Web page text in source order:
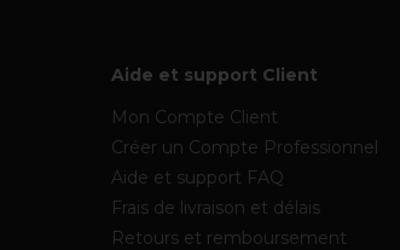
Aide et support Client
Mon Compte Client
Créer un Compte Professionnel
Aide et support FAQ
Frais de livraison et délais
Retours et remboursement